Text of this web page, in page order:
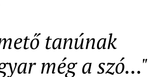
tanúnak
még a szó..."